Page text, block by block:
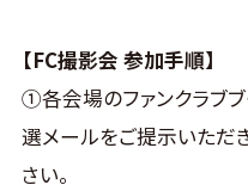
【FC撮影会 参加手順】
①各会場のファンクラブ
選メールをご提示いただ
さい。